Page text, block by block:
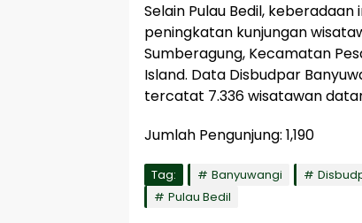
Selain Pulau Bedil,
peningkatan kunjungan
Sumberagung, Kecamatan
Island. Data Disbudpar
tercatat 7.336 wisatawan
Jumlah Pengunjung: 1,190
Tag: Banyuwangi
Pulau Bedil